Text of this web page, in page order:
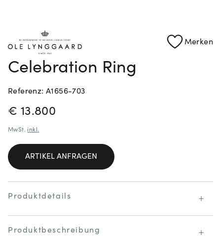
Merken
Celebration Ring
Referenz: A1656-703
PREISINFORMATIONEN
€ 13.800
MwSt. inkl.
ARTIKEL ANFRAGEN
Produktdetails
Produktbeschreibung